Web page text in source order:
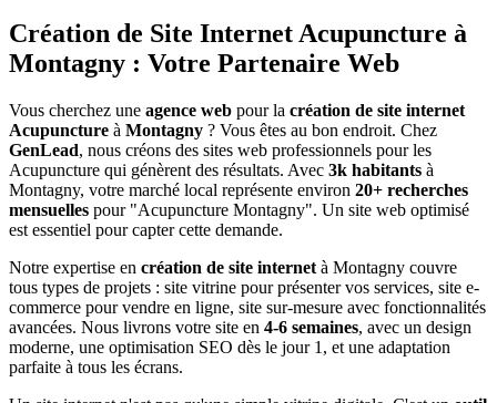
Création de Site Internet Acupuncture à
Montagny : Votre Partenaire Web
Vous cherchez une agence web pour la création de site internet
Acupuncture à Montagny ? Vous êtes au bon endroit. Chez
GenLead, nous créons des sites web professionnels pour les
Acupuncture qui génèrent des résultats. Avec 3k habitants à
Montagny, votre marché local représente environ 20+ recherches
mensuelles pour "Acupuncture Montagny". Un site web optimisé
est essentiel pour capter cette demande.
Notre expertise en création de site internet à Montagny couvre
tous types de projets : site vitrine pour présenter vos services, site e-
commerce pour vendre en ligne, site sur-mesure avec fonctionnalités
avancées. Nous livrons votre site en 4-6 semaines, avec un design
moderne, une optimisation SEO dès le jour 1, et une adaptation
parfaite à tous les écrans.